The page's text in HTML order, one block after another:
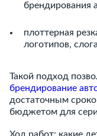
брендирования
плоттерная
логотипов,
Такой подход
брендирование
достаточным
бюджетом для